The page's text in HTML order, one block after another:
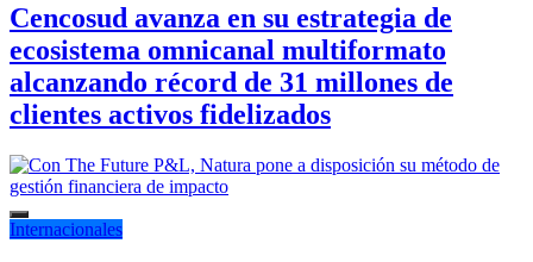
Cencosud avanza en su estrategia de
ecosistema omnicanal multiformato
alcanzando récord de 31 millones de
clientes activos fidelizados
Internacionales